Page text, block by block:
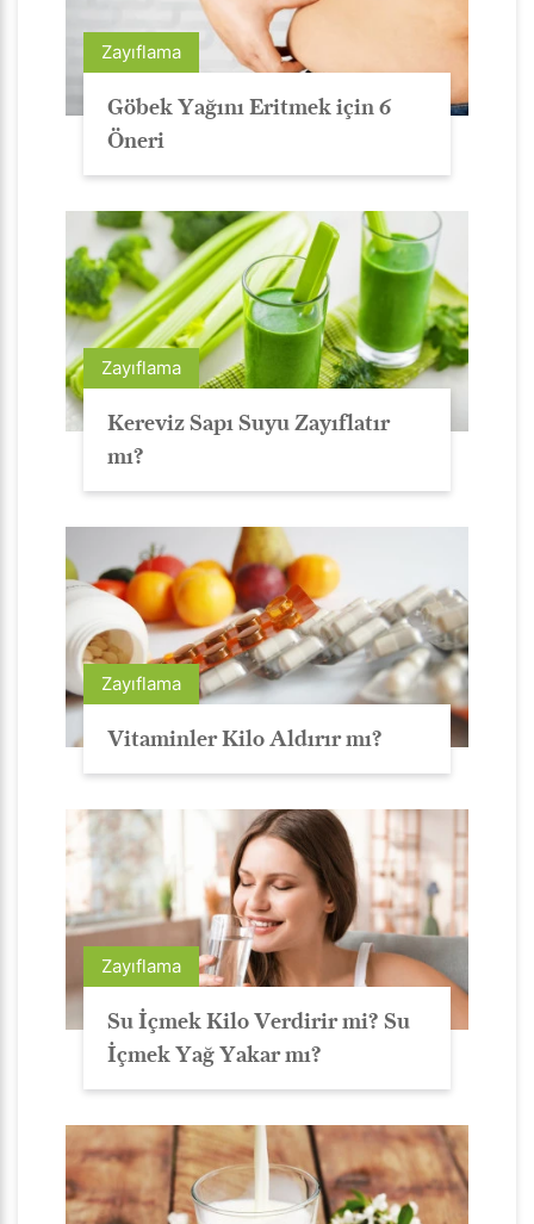
Zayıflama
Göbek Yağını Eritmek için 6
Öneri
Zayıflama
Kereviz Sapı Suyu Zayıflatır
mı?
Zayıflama
Vitaminler Kilo Aldırır mı?
Zayıflama
Su İçmek Kilo Verdirir mi? Su
İçmek Yağ Yakar mı?